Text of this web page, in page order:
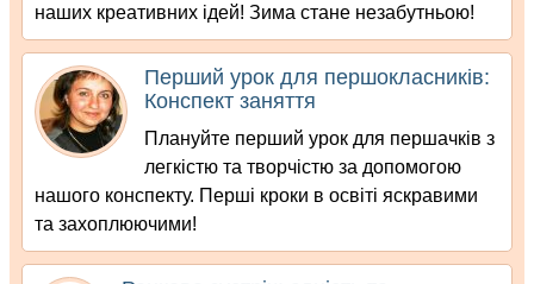
наших креативних ідей! Зима стане незабутньою!
Перший урок для першокласників:
Конспект заняття
Плануйте перший урок для першачків з
легкістю та творчістю за допомогою
нашого конспекту. Перші кроки в освіті яскравими
та захоплюючими!